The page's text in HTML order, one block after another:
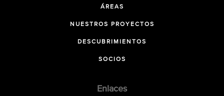
ÁREAS
NUESTROS PROYECTOS
DESCUBRIMIENTOS
SOCIOS
Enlaces